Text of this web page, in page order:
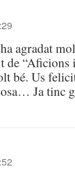
agradat
de “Aficions
bé. Us
Ja tinc